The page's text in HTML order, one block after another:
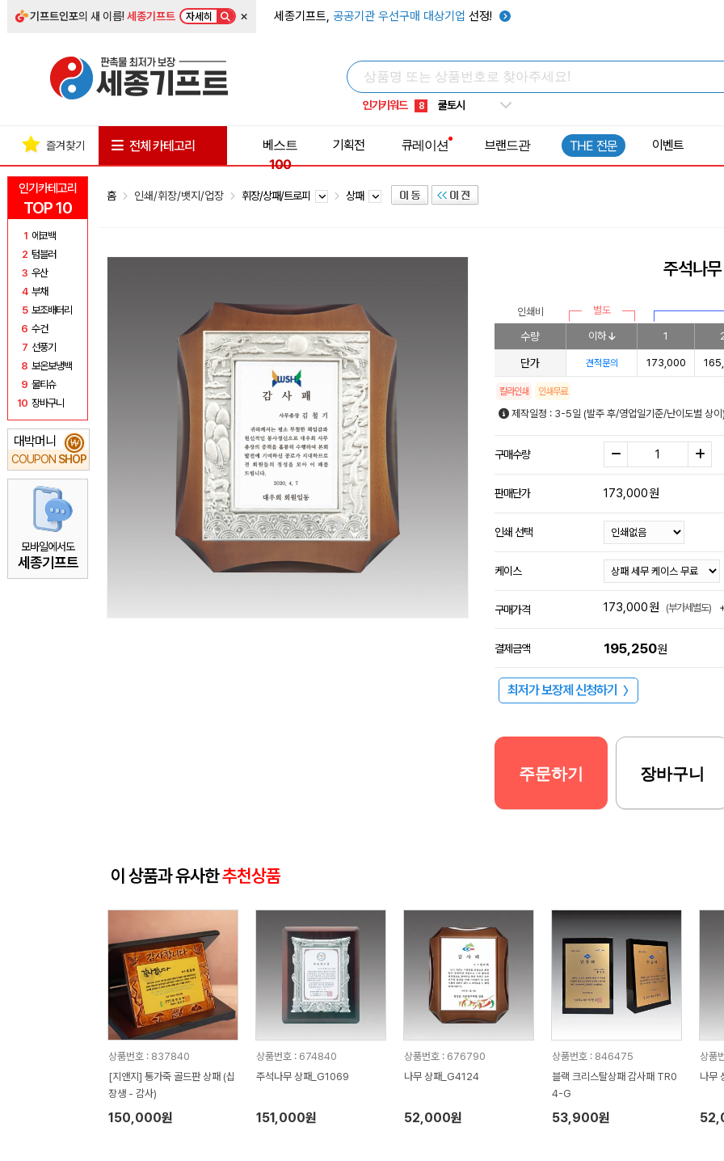
기프트인포의 새 이름!세종기프트 자세히 × 세종기프트, 공공기관 우선구매 대상기업 선정!
인기키워드
5 키캡
8 쿨토시
9 넥쿨러
1 선풍기
인기카테고리
TOP 10
1 에코백
2 텀블러
3 우산
4 부채
5 보조배터리
6 수건
7 선풍기
8 보온보냉백
9 물티슈
10 장바구니
대박머니
COUPON SHOP
₩
모바일에서도
세종기프트
즐겨찾기 전체 카테고리
베스트
100
기획전 큐레이션 브랜드관 THE 전문 이벤트
홈 인쇄/휘장/뱃지/업장 휘장/상패/트로피 상패
주석나
인쇄비 별도
수량 이하 1
단가 견적문의 173,000
칼라인쇄 인쇄무료
제작일정 : 3-5일 (발주 후/영업일기준/난이도별 상
구매수량
판매단가 173,000원
인쇄 선택
케이스
구매가격 173,000원 (부가세별도)
결제금액 195,250원
최저가 보장제 신청하기 〉
주문하기 장바구니
이 상품과 유사한추천상품
상품번호 : 837840
[지앤지] 통가죽 골드판 상패 (십
장생 - 감사)
150,000원
상품번호 : 674840
주석나무 상패_G1069
151,000원
상품번호 : 676790
나무 상패_G4124
52,000원
상품번호 : 846475
블랙 크리스탈상패 감사패 TR0
4-G
53,900원
상품
나무